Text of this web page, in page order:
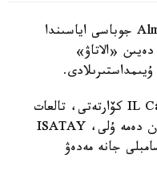
الماتى اكىمدىگىنىڭ مالىمەتىنشە، نەگىزگى ءىس-شارالاردىڭ ءبىرى - Almaty Summer Fest جوباسى اياسىندا
سپەكتاكلى. ول 8- تامىز ساعات 18:00-دەن 22:00-گە دەيىن «الاتاۋ»
باعدارلامادا ماقپال ءجۇنىسوۆا، جانار دۋعالوۆا، 6ellucci, KeshYou, اسحات تارعىن، IL Canto كۆارتەتى، تالعات
كۇزەمبايەۆ، ەرلان ءبىلال، نۇرلىبەك ناعمەتوۆ، سەرىك يساحان، نۇرلان بەردىبايەۆ، ءبىرجان دەمە ۇلى، ISATAY
جانە مەدەۋ